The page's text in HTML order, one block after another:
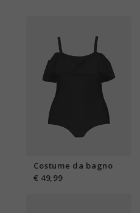
Costume da bagno
€ 49,99